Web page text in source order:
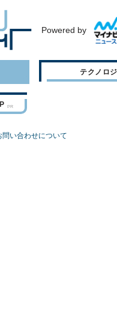
Powered by
テクノロ
い合わせについて